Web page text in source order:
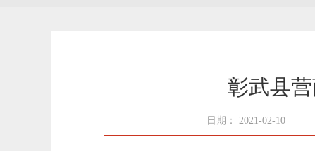
彰武县
日期： 2021-02-10